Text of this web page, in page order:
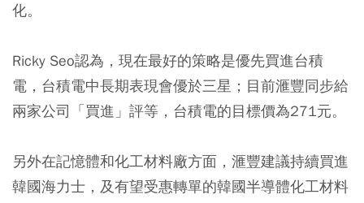
化。
Ricky Seo認為，現在最好的策略是優先買進台積
電，台積電中長期表現會優於三星；目前滙豐同步給
兩家公司「買進」評等，台積電的目標價為271元。
另外在記憶體和化工材料廠方面，滙豐建議持續買進
韓國海力士，及有望受惠轉單的韓國半導體化工材料